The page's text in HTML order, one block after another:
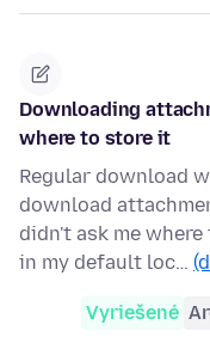
Downloading
where to store it
Regular download
download
didn't ask me
in my default loc…
Vyriešené